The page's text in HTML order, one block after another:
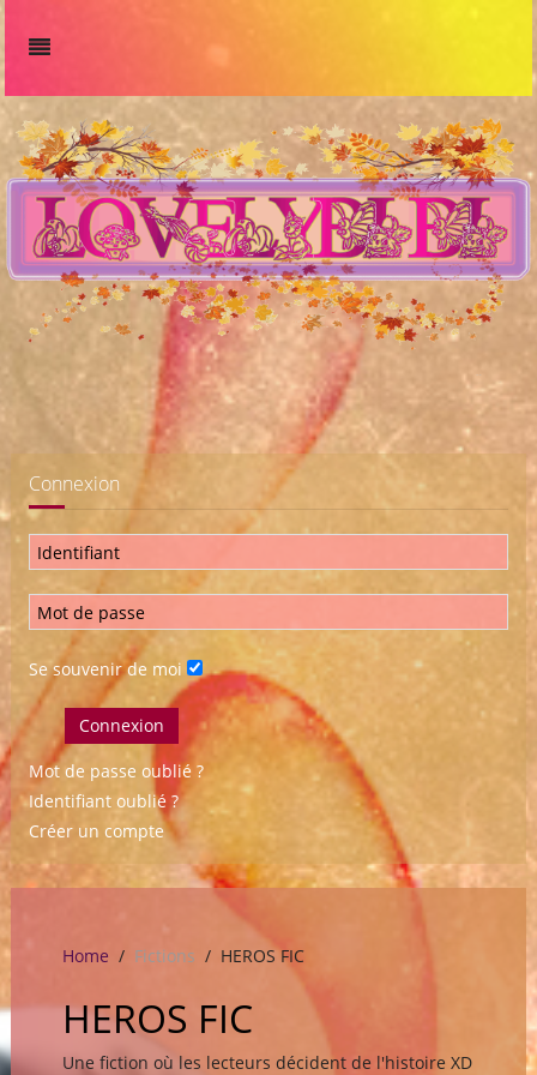
Connexion
Se souvenir de moi
Connexion
Mot de passe oublié ?
Identifiant oublié ?
Créer un compte
Home Fictions HEROS FIC
HEROS FIC
Une fiction où les lecteurs décident de l'histoire XD